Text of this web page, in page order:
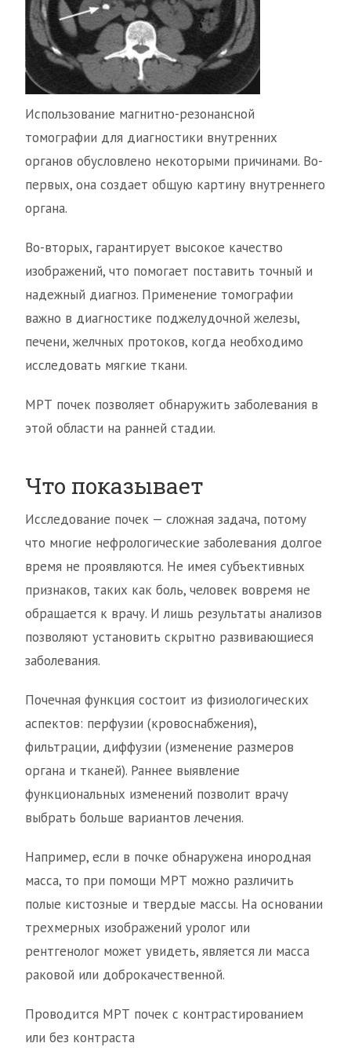
Использование магнитно-резонансной
томографии для диагностики внутренних
органов обусловлено некоторыми причинами. Во-
первых, она создает общую картину внутреннего
органа.
Во-вторых, гарантирует высокое качество
изображений, что помогает поставить точный и
надежный диагноз. Применение томографии
важно в диагностике поджелудочной железы,
печени, желчных протоков, когда необходимо
исследовать мягкие ткани.
МРТ почек позволяет обнаружить заболевания в
этой области на ранней стадии.
Что показывает
Исследование почек — сложная задача, потому
что многие нефрологические заболевания долгое
время не проявляются. Не имея субъективных
признаков, таких как боль, человек вовремя не
обращается к врачу. И лишь результаты анализов
позволяют установить скрытно развивающиеся
заболевания.
Почечная функция состоит из физиологических
аспектов: перфузии (кровоснабжения),
фильтрации, диффузии (изменение размеров
органа и тканей). Раннее выявление
функциональных изменений позволит врачу
выбрать больше вариантов лечения.
Например, если в почке обнаружена инородная
масса, то при помощи МРТ можно различить
полые кистозные и твердые массы. На основании
трехмерных изображений уролог или
рентгенолог может увидеть, является ли масса
раковой или доброкачественной.
Проводится МРТ почек с контрастированием
или без контраста